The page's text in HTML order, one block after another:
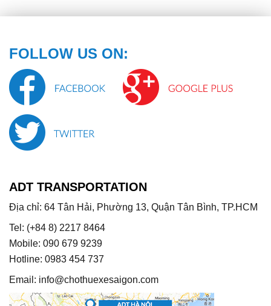
FOLLOW US ON:
ADT TRANSPORTATION
Địa chỉ: 64 Tân Hải, Phường 13, Quận Tân Bình, TP.HCM
Tel: (+84 8) 2217 8464
Mobile: 090 679 9239
Hotline: 0983 454 737
Email: info@chothuexesaigon.com